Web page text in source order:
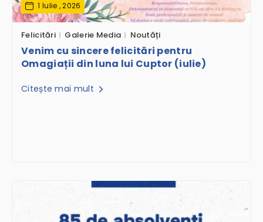
1 Iulie , 2026
Felicitări Galerie Media Noutăți
Venim cu sincere felicitări pentru
Omagiații din luna lui Cuptor (iulie)
Citește mai mult